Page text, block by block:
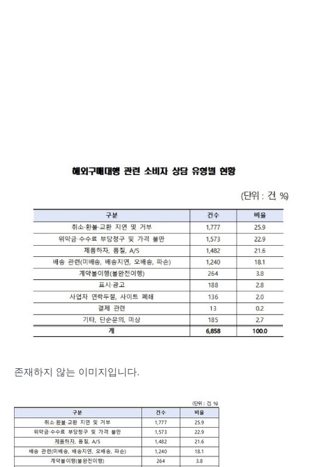
존재하지 않는 이미지입니다.